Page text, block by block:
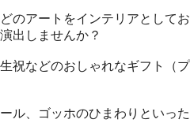
のアートをインテリアとしてお
出しませんか？
祝などのおしゃれなギフト（プ
ル、ゴッホのひまわりといった